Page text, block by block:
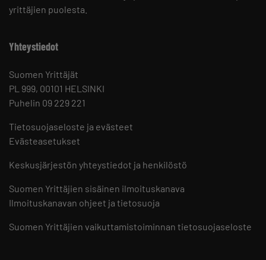
yrittäjien puolesta.
Yhteystiedot
Suomen Yrittäjät
PL 999, 00101 HELSINKI
Puhelin 09 229 221
Tietosuojaseloste ja evästeet
Evästeasetukset
Keskusjärjestön yhteystiedot ja henkilöstö
Suomen Yrittäjien sisäinen ilmoituskanava
Ilmoituskanavan ohjeet ja tietosuoja
Suomen Yrittäjien vaikuttamistoiminnan tietosuojaseloste